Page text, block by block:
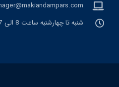
شنبه تا چهارشنبه ساعت 8 الی 17